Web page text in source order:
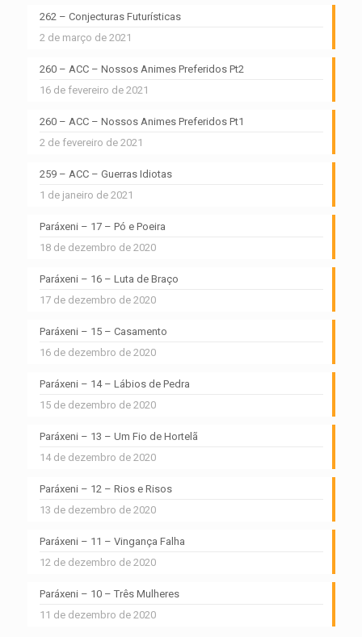
262 – Conjecturas Futurísticas
2 de março de 2021
260 – ACC – Nossos Animes Preferidos Pt2
16 de fevereiro de 2021
260 – ACC – Nossos Animes Preferidos Pt1
2 de fevereiro de 2021
259 – ACC – Guerras Idiotas
1 de janeiro de 2021
Paráxeni – 17 – Pó e Poeira
18 de dezembro de 2020
Paráxeni – 16 – Luta de Braço
17 de dezembro de 2020
Paráxeni – 15 – Casamento
16 de dezembro de 2020
Paráxeni – 14 – Lábios de Pedra
15 de dezembro de 2020
Paráxeni – 13 – Um Fio de Hortelã
14 de dezembro de 2020
Paráxeni – 12 – Rios e Risos
13 de dezembro de 2020
Paráxeni – 11 – Vingança Falha
12 de dezembro de 2020
Paráxeni – 10 – Três Mulheres
11 de dezembro de 2020